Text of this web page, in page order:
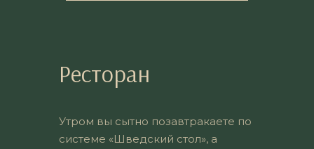
Ресторан
Утром вы сытно позавтракаете по
системе «Шведский стол», а